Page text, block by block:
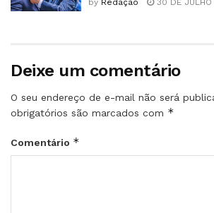
Deixe um comentário
O seu endereço de e-mail não será
obrigatórios são marcados com *
Comentário *